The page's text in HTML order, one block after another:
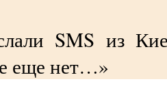
SMS из
еще нет…»